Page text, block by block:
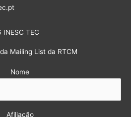
TEC
Mailing List da RTCM
Nome
Afiliação